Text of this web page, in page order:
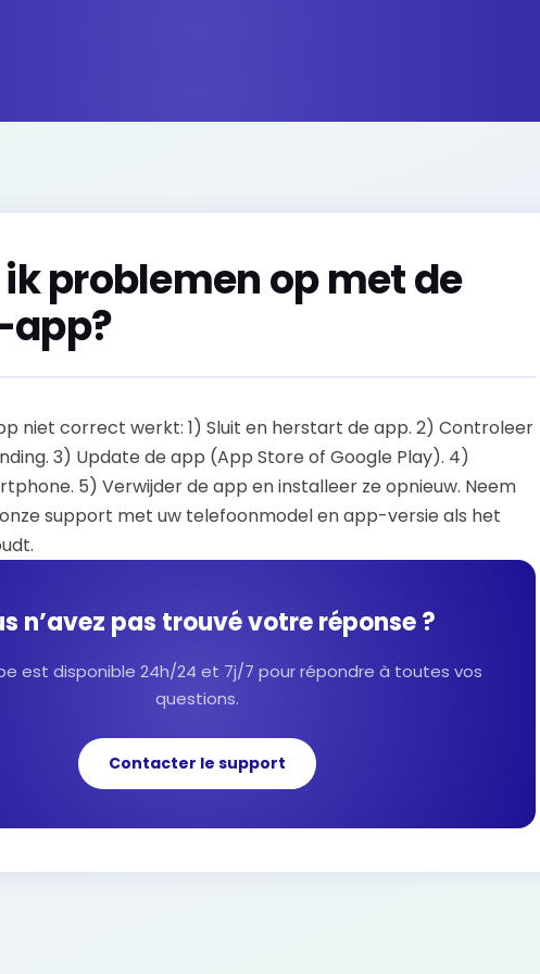
ik problemen op met de
app?
niet correct werkt: 1) Sluit en herstart de app. 2) Controleer
3) Update de app (App Store of Google Play). 4)
5) Verwijder de app en installeer ze opnieuw. Neem
support met uw telefoonmodel en app-versie als het
n’avez pas trouvé votre réponse ?
est disponible 24h/24 et 7j/7 pour répondre à toutes vos
questions.
Contacter le support